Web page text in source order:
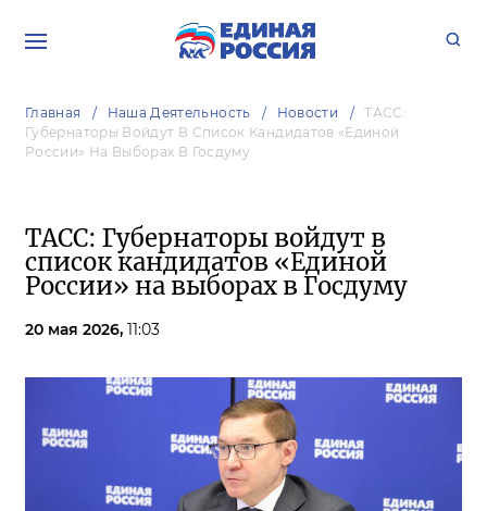
Главная Наша Деятельность Новости
ТАСС:
Губернаторы Войдут В Список Кандидатов «Единой
России» На Выборах В Госдуму
ТАСС: Губернаторы войдут в
список кандидатов «Единой
России» на выборах в Госдуму
20 мая 2026, 11:03